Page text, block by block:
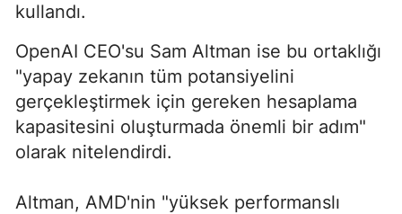
kullandı.
OpenAI CEO'su Sam Altman ise bu ortaklığı
"yapay zekanın tüm potansiyelini
gerçekleştirmek için gereken hesaplama
kapasitesini oluşturmada önemli bir adım"
olarak nitelendirdi.
Altman, AMD'nin "yüksek performanslı